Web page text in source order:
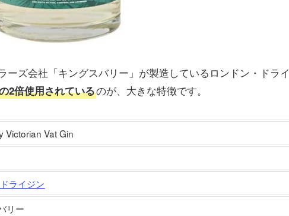
ーズ会社「キングスバリー」が製造しているロンドン・ドライ
2倍使用されているのが、大きな特徴です。
Victorian Vat Gin
ライジン
リー